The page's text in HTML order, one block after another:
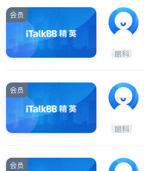
会员
眼科
会员
眼科
会员